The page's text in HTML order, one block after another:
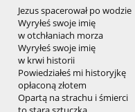
Jezus spacerował po wodzie
Wyryłeś swoje imię
w otchłaniach morza
Wyryłeś swoje imię
w krwi historii
Powiedziałeś mi historyjkę
opłaconą złotem
Opartą na strachu i śmierci